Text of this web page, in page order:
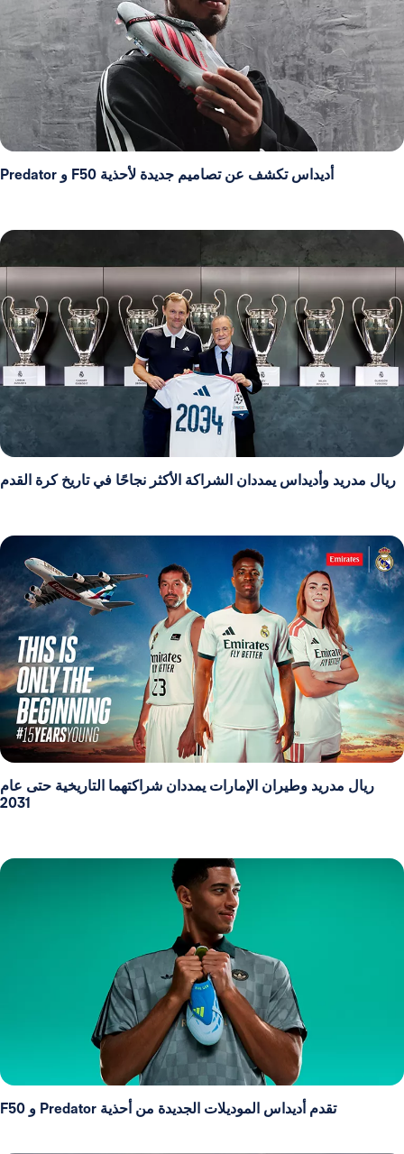
أديداس تكشف عن تصاميم جديدة لأحذية F50 و Predator
ريال مدريد وأديداس يمددان الشراكة الأكثر نجاحًا في تاريخ كرة القدم
ريال مدريد وطيران الإمارات يمددان شراكتهما التاريخية حتى عام
2031
تقدم أديداس الموديلات الجديدة من أحذية Predator و F50